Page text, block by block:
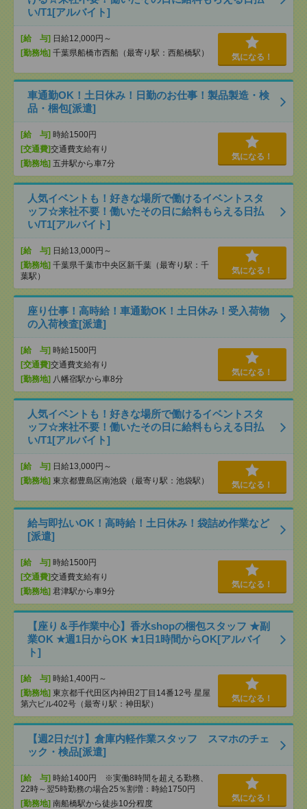
い/T1[アルバイト]
[給 与] 日給12,000円～
[勤務地] 千葉県船橋市西船（最寄り駅：西船橋駅） 気になる！
車通勤OK！土日休み！日勤のお仕事！製品製造・検
品・梱包[派遣]
[給 与] 時給1500円
[交通費]交通費支給有り
[勤務地] 五井駅から車7分
気になる！
人気イベントも！好きな場所で働けるイベントスタ
ッフ☆来社不要！働いたその日に給料もらえる日払
い/T1[アルバイト]
[給 与] 日給13,000円～
[勤務地] 千葉県千葉市中央区新千葉（最寄り駅：千
葉駅）
気になる！
座り仕事！高時給！車通勤OK！土日休み！受入荷物
の入荷検査[派遣]
[給 与] 時給1500円
[交通費]交通費支給有り
[勤務地] 八幡宿駅から車8分
気になる！
人気イベントも！好きな場所で働けるイベントスタ
ッフ☆来社不要！働いたその日に給料もらえる日払
い/T1[アルバイト]
[給 与] 日給13,000円～
[勤務地] 東京都豊島区南池袋（最寄り駅：池袋駅） 気になる！
給与即払いOK！高時給！土日休み！袋詰め作業など
[派遣]
[給 与] 時給1500円
[交通費]交通費支給有り
[勤務地] 君津駅から車9分
気になる！
【座り＆手作業中心】香水shopの梱包スタッフ ★副
業OK ★週1日からOK ★1日1時間からOK[アルバイ
ト]
[給 与] 時給1,400円～
[勤務地] 東京都千代田区内神田2丁目14番12号 星屋
第六ビル402号（最寄り駅：神田駅）
気になる！
【週2日だけ】倉庫内軽作業スタッフ スマホのチェ
ック・検品[派遣]
[給 与] 時給1400円 ※実働8時間を超える勤務、
22時～翌5時勤務の場合25％割増：時給1750円
[勤務地] 南船橋駅から徒歩10分程度
気になる！